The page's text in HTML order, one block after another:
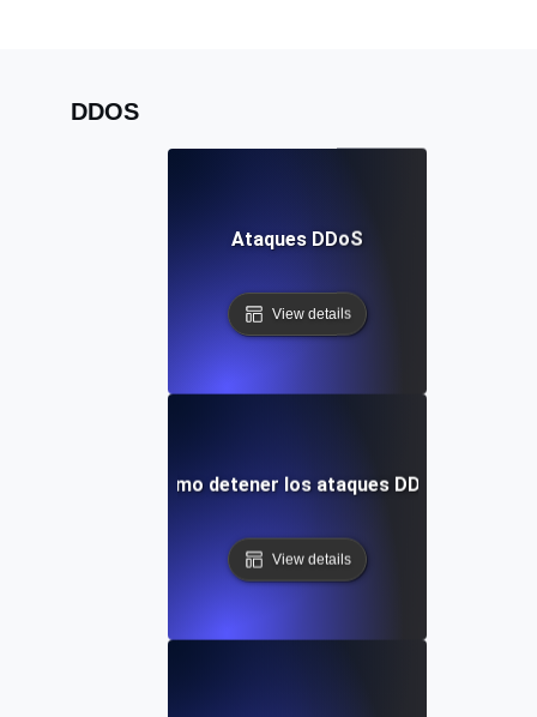
DDOS
Ataques DDoS
View details
Cómo detener los ataques DDoS
View details